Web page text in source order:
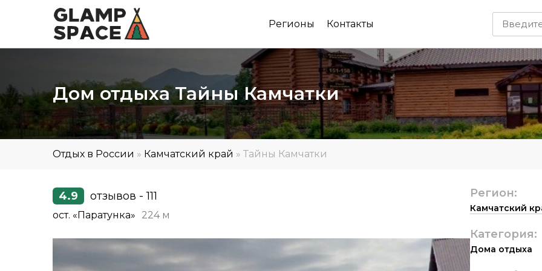
Регионы Контакты
Дом отдыха Тайны Камчатки
Отдых в России » Камчатский край » Тайны Камчатки
4.9 отзывов - 111
ост. «Паратунка» 224 м
Регион:
Камчатский
Категория:
Дома отдыха